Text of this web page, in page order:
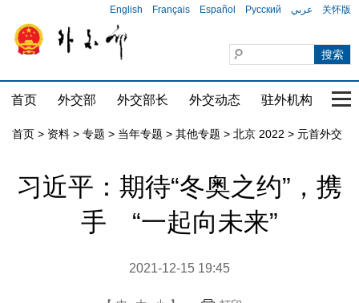
English Français Español Русский عربي 关怀版
首页 外交部 外交部长 外交动态 驻外机构 国
首页 > 资料 > 专题 > 当年专题 > 其他专题 > 北京 2022 > 元首外交
习近平：期待“冬奥之约”，携
手 “一起向未来”
2021-12-15 19:45